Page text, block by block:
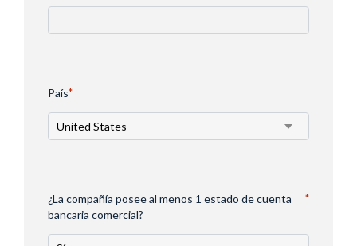
País*
¿La compañía posee al menos 1 estado de cuenta
bancaria comercial?
*